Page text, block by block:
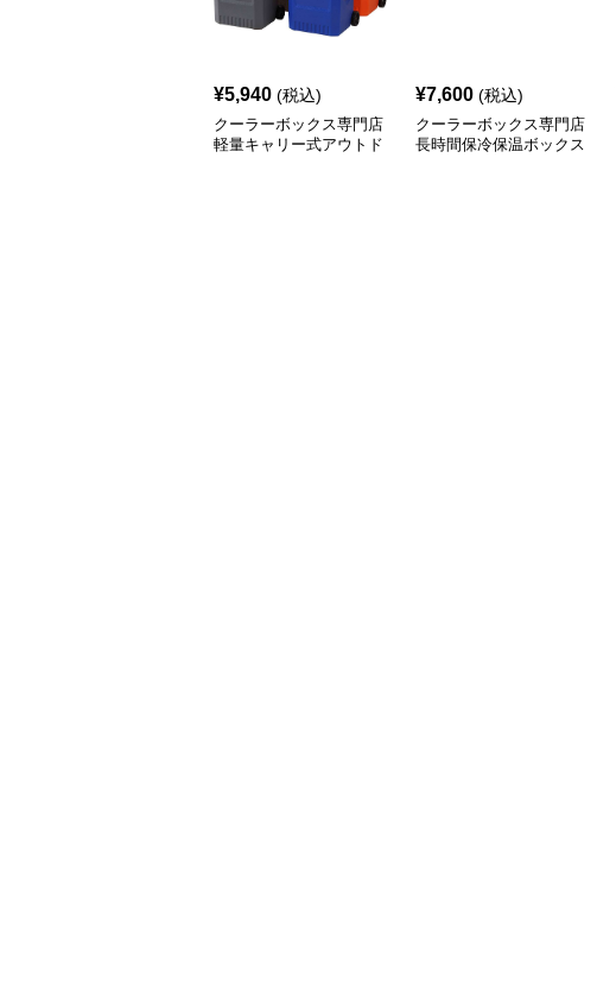
¥5,940 (税込)
クーラーボックス専門店
軽量キャリー式アウトド
¥7,600 (税込)
クーラーボックス専門店
長時間保冷保温ボックス